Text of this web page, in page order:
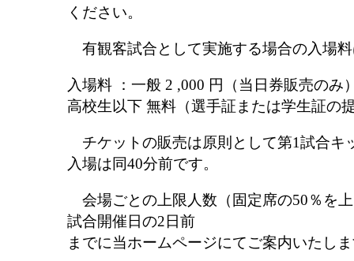
ください。
有観客試合として実施する場合の入場
入場料 ：一般 2 ,000 円（当日券販売のみ
高校生以下 無料（選手証または学生証の
チケットの販売は原則として第1試合キ
入場は同40分前です。
会場ごとの上限人数（固定席の50％を
試合開催日の2日前
までに当ホームページにてご案内いたし